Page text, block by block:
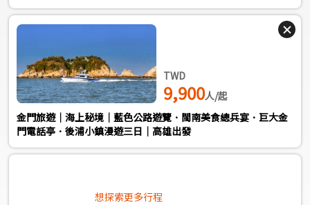
TWD
9,900人/起
金門旅遊｜海上秘境｜藍色公路遊覽．閩南美食總兵宴．巨大金
門電話亭．後浦小鎮漫遊三日｜高雄出發
想探索更多行程